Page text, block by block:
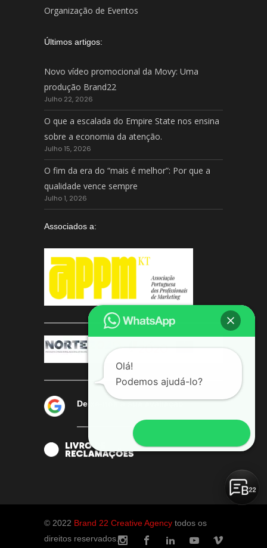
Organização de Eventos
Últimos artigos:
Novo vídeo promocional da Movy: Uma
produção Brand22
Julho 22, 2026
O que a escalada do Empire State nos ensina
sobre a economia da atenção.
Julho 15, 2026
O fim da era do “mais é melhor”: Por que a
qualidade vence sempre
Julho 1, 2026
Associados a:
Deixe-nos a sua avaliação
© 2022 Brand 22 Creative Agency todos os
direitos reservados.
Olá!
Podemos ajudá-lo?